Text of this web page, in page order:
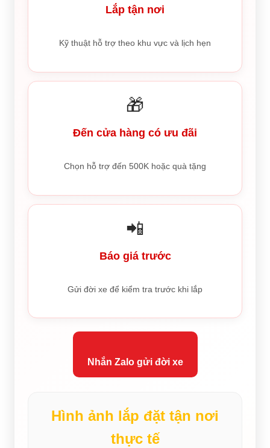
Lắp tận nơi
Kỹ thuật hỗ trợ theo khu vực và lịch hẹn
🎁
Đến cửa hàng có ưu đãi
Chọn hỗ trợ đến 500K hoặc quà tặng
📲
Báo giá trước
Gửi đời xe để kiểm tra trước khi lắp
Nhắn Zalo gửi đời xe
Hình ảnh lắp đặt tận nơi
thực tế